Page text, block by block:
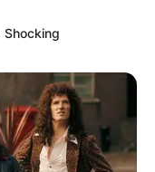
Shocking